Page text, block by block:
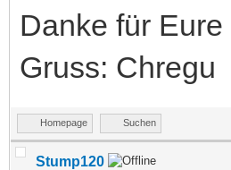
Danke für Eure
Gruss: Chregu
Homepage Suchen
Stump120